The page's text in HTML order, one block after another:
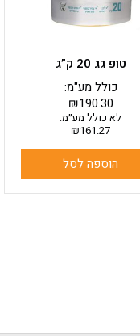
טופ גג 20 ק”ג
₪190.30
כולל מע"מ:
לא כולל מע״מ:
₪161.27
הוספה לסל